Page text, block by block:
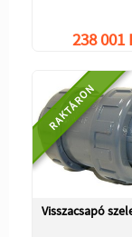
238 001
RAKTÁRON
Visszacsapó